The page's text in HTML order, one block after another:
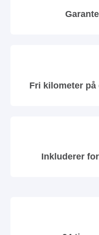
Fri kilometer
Inkluderer